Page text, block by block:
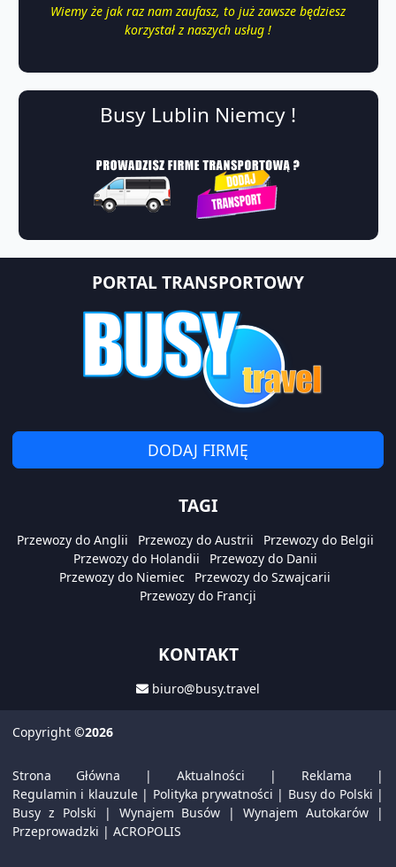
Wiemy że jak raz nam zaufasz, to już zawsze będziesz
korzystał z naszych usług !
Busy Lublin Niemcy !
PORTAL TRANSPORTOWY
DODAJ FIRMĘ
TAGI
Przewozy do Anglii Przewozy do Austrii
Przewozy do Belgii
Przewozy do Holandii
Przewozy do Danii
Przewozy do Niemiec
Przewozy do Szwajcarii
Przewozy do Francji
KONTAKT
biuro@busy.travel
Copyright ©2026
Strona Główna | Aktualności | Reklama |
Regulamin i klauzule| Polityka prywatności | Busy do Polski |
Busy z Polski | Wynajem Busów |Wynajem Autokarów |
Przeprowadzki | ACROPOLIS